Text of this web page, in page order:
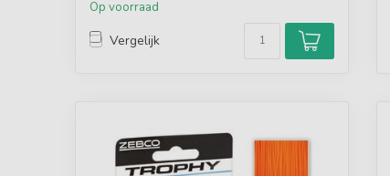
Op voorraad
Vergelijk